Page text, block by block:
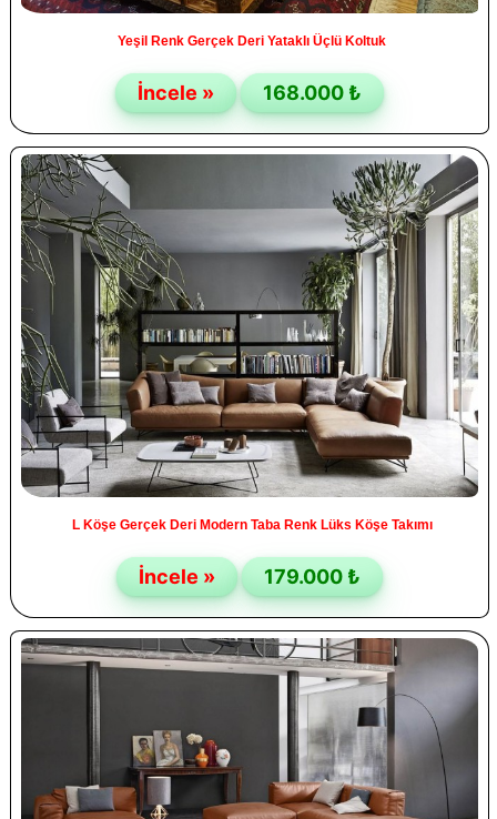
Yeşil Renk Gerçek Deri Yataklı Üçlü Koltuk
İncele » 168.000 ₺
L Köşe Gerçek Deri Modern Taba Renk Lüks Köşe Takımı
İncele » 179.000 ₺